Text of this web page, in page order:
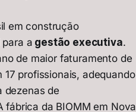
em construção
a gestão executiva.
de maior faturamento de
profissionais, adequando
dezenas de
da BIOMM em Nova